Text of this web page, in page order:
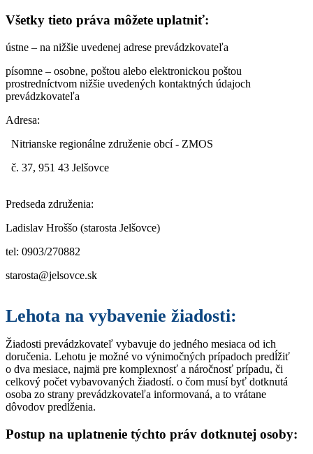
Všetky tieto práva môžete uplatniť:
ústne – na nižšie uvedenej adrese prevádzkovateľa
písomne – osobne, poštou alebo elektronickou poštou
prostredníctvom nižšie uvedených kontaktných údajoch
prevádzkovateľa
Adresa:
Nitrianske regionálne združenie obcí - ZMOS
č. 37, 951 43 Jelšovce
Predseda združenia:
Ladislav Hroššo (starosta Jelšovce)
tel: 0903/270882
starosta@jelsovce.sk
Lehota na vybavenie žiadosti:
Žiadosti prevádzkovateľ vybavuje do jedného mesiaca od ich
doručenia. Lehotu je možné vo výnimočných prípadoch predĺžiť
o dva mesiace, najmä pre komplexnosť a náročnosť prípadu, či
celkový počet vybavovaných žiadostí. o čom musí byť dotknutá
osoba zo strany prevádzkovateľa informovaná, a to vrátane
dôvodov predĺženia.
Postup na uplatnenie týchto práv dotknutej osoby: